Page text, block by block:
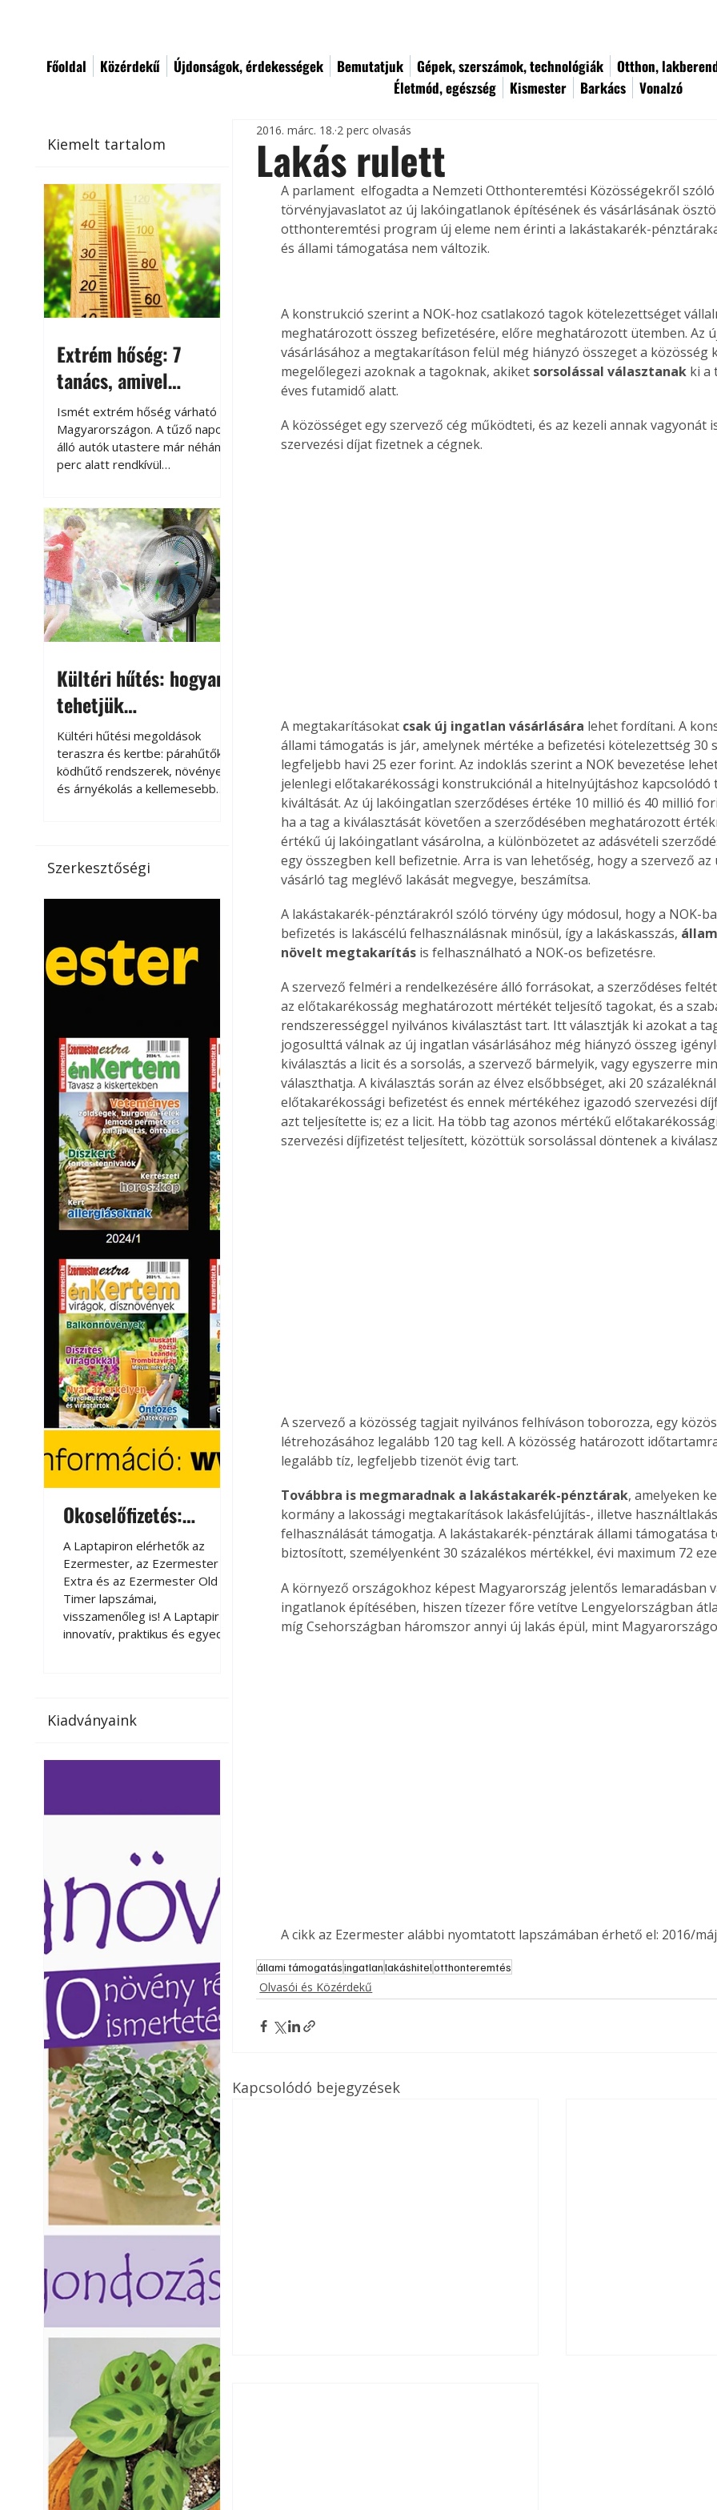
Főoldal Közérdekű Újdonságok, érdekességek Bemutatjuk Gépek, szerszámok, technológiák
Otthon,
Életmód, egészség
Kismester Barkács Vonalzó
Kiemelt tartalom
Extrém hőség: 7
tanács, amivel
megóvhatjuk
autónkat a nyári
károktól
Ismét extrém hőség várható
Magyarországon. A tűző napon
álló autók utastere már néhány
perc alatt rendkívül
megközelítheti. Ez nemcsak a
beszállást teszi kellemetlenné,
hanem az autó állapotára és a
benne hagyott tárgyakra is
káros hatással lehet. Néhány
egyszerű óvintézkedéssel
azonban jelentősen
csökkenthetjük a hőség káros
Kültéri hűtés: hogyan
tehetjük
kellemesebbé a
teraszt és a kertet?
Kültéri hűtési megoldások
teraszra és kertbe: párahűtők,
ködhűtő rendszerek, növények
és árnyékolás a kellemesebb
jelentőséget kapott, ahogy a
nyári hőhullámok gyakoribbá és
a megoldást a meleg ellen, ma
már egyre többen keresnek
olyan kültéri hűtési
vendégl
Szerkesztőségi
Okoselőfizetés:
Ezermester Extra
A Laptapiron elérhetők az
Ezermester, az Ezermester
Extra és az Ezermester Old
Timer lapszámai,
visszamenőleg is! A Laptapir új,
innovatív, praktikus és egyedi
az otthonában, útközben vagy
elérhetők lapszámaink. Bárhol,
Okoselőfizetés
A Laptapiron elérhetők az
Ezermester, az Ezermester
Extra és az Ezermester Old
Timer lapszámai,
visszamenőleg is! A Laptapir új,
innovatív, praktikus és egyedi
Együtt jobban megéri!
Bővebb információ itt!
Együtt jobban megéri! A
könyvek tetszőleges
párosítással kedvezményes
áron, 0 Ft postaköltséggel
megrendelhetők!
Kiadványaink
Lakás rulett
2016. márc. 18. 2 perc olvasás
A parlament  elfogadta a Nemzeti Otthonteremtési Közösségekről
törvényjavaslatot az új lakóingatlanok építésének és vásárlásának
otthonteremtési program új eleme nem érinti a lakástakarék-
és állami támogatása nem változik.
A konstrukció szerint a NOK-hoz csatlakozó tagok kötelezettséget
meghatározott összeg befizetésére, előre meghatározott ütemben. Az
vásárlásához a megtakarításon felül még hiányzó összeget a közösség
megelőlegezi azoknak a tagoknak, akiket sorsolással választanak ki a
éves futamidő alatt.
A közösséget egy szervező cég működteti, és az kezeli annak vagyonát
szervezési díjat fizetnek a cégnek.
A megtakarításokat csak új ingatlan vásárlására lehet fordítani. A
állami támogatás is jár, amelynek mértéke a befizetési kötelezettség 30
legfeljebb havi 25 ezer forint. Az indoklás szerint a NOK bevezetése
jelenlegi előtakarékossági konstrukciónál a hitelnyújtáshoz
kiváltását. Az új lakóingatlan szerződéses értéke 10 millió és 40 millió
ha a tag a kiválasztását követően a szerződésében meghatározott
értékű új lakóingatlant vásárolna, a különbözetet az adásvételi
egy összegben kell befizetnie. Arra is van lehetőség, hogy a szervező
vásárló tag meglévő lakását megvegye, beszámítsa.
A lakástakarék-pénztárakról szóló törvény úgy módosul, hogy a NOK-
befizetés is lakáscélú felhasználásnak minősül, így a lakáskasszás,
növelt megtakarítás is felhasználható a NOK-os befizetésre.
A szervező felméri a rendelkezésére álló forrásokat, a szerződéses
az előtakarékosság meghatározott mértékét teljesítő tagokat, és a
rendszerességgel nyilvános kiválasztást tart. Itt választják ki azokat a
jogosulttá válnak az új ingatlan vásárlásához még hiányzó összeg
kiválasztás a licit és a sorsolás, a szervező bármelyik, vagy egyszerre
választhatja. A kiválasztás során az élvez elsőbbséget, aki 20
előtakarékossági befizetést és ennek mértékéhez igazodó szervezési
azt teljesítette is; ez a licit. Ha több tag azonos mértékű
szervezési díjfizetést teljesített, közöttük sorsolással döntenek a
A szervező a közösség tagjait nyilvános felhíváson toborozza, egy
létrehozásához legalább 120 tag kell. A közösség határozott
legalább tíz, legfeljebb tizenöt évig tart.
Továbbra is megmaradnak a lakástakarék-pénztárak, amelyeken
kormány a lakossági megtakarítások lakásfelújítás-, illetve
felhasználását támogatja. A lakástakarék-pénztárak állami támogatása
biztosított, személyenként 30 százalékos mértékkel, évi maximum 72
A környező országokhoz képest Magyarország jelentős lemaradásban
ingatlanok építésében, hiszen tízezer főre vetítve Lengyelországban
míg Csehországban háromszor annyi új lakás épül, mint
A cikk az Ezermester alábbi nyomtatott lapszámában érhető el: 2016/
állami támogatásingatlanlakáshitelotthonteremtés
Olvasói és Közérdekű
Kapcsolódó bejegyzések